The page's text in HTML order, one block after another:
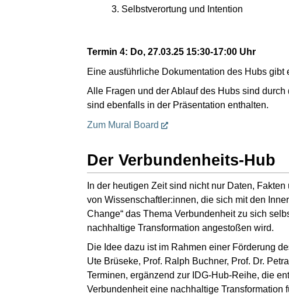
Selbstverortung und Intention
Termin 4: Do, 27.03.25 15:30-17:00 Uhr
Eine ausführliche Dokumentation des Hubs gibt
Alle Fragen und der Ablauf des Hubs sind
sind ebenfalls in der Präsentation enthalten.
Zum Mural Board
Der Verbundenheits-Hub
In der heutigen Zeit sind nicht nur Daten,
von Wissenschaftler:innen, die sich mit den
Change“ das Thema Verbundenheit zu sich
nachhaltige Transformation angestoßen wird.
Die Idee dazu ist im Rahmen einer Förderung
Ute Brüseke, Prof. Ralph Buchner, Prof. Dr.
Terminen, ergänzend zur IDG-Hub-Reihe, die
Verbundenheit eine nachhaltige Transformation